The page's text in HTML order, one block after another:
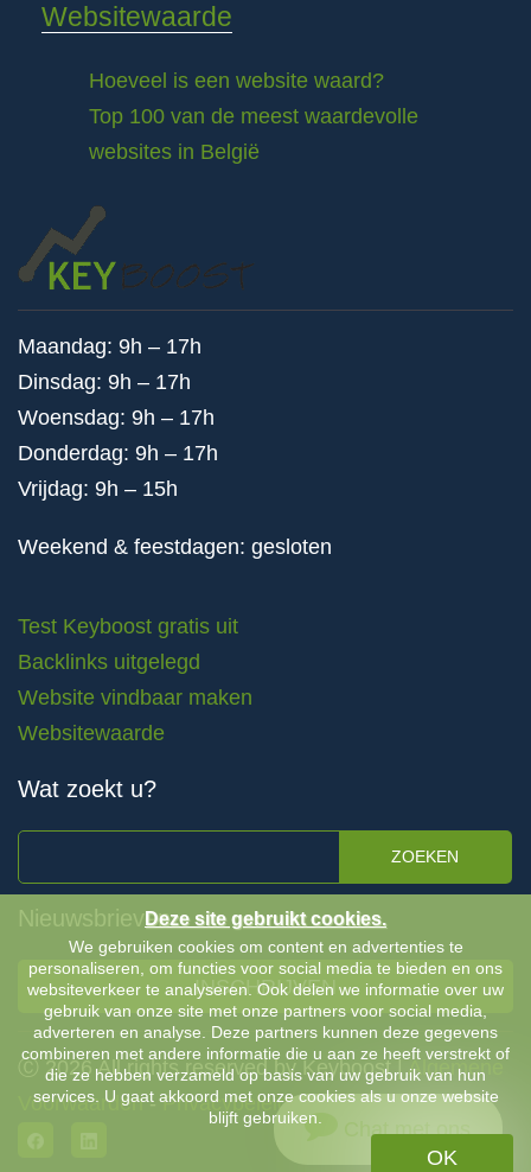
Websitewaarde
Hoeveel is een website waard?
Top 100 van de meest waardevolle
websites in België
Maandag: 9h – 17h
Dinsdag: 9h – 17h
Woensdag: 9h – 17h
Donderdag: 9h – 17h
Vrijdag: 9h – 15h
Weekend & feestdagen: gesloten
Test Keyboost gratis uit
Backlinks uitgelegd
Website vindbaar maken
Websitewaarde
Wat zoekt u?
ZOEKEN
Nieuwsbrieven
INSCHRIJVEN
Ⓒ 2026 All rights reserved by Keyboost |Algemene
Voorwaarden-Privacybeleid
Chat met ons
Deze site gebruikt cookies.
We gebruiken cookies om content en advertenties te
personaliseren, om functies voor social media te bieden en ons
websiteverkeer te analyseren. Ook delen we informatie over uw
gebruik van onze site met onze partners voor social media,
adverteren en analyse. Deze partners kunnen deze gegevens
combineren met andere informatie die u aan ze heeft verstrekt of
die ze hebben verzameld op basis van uw gebruik van hun
services. U gaat akkoord met onze cookies als u onze website
blijft gebruiken.
OK